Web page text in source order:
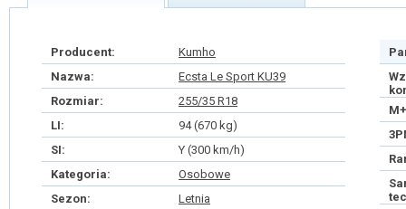
Producent:
Kumho
Nazwa:
Ecsta Le Sport KU39
Rozmiar:
255/35 R18
LI:
94 (670 kg)
SI:
Y (300 km/h)
Kategoria:
Osobowe
Sezon:
Letnia